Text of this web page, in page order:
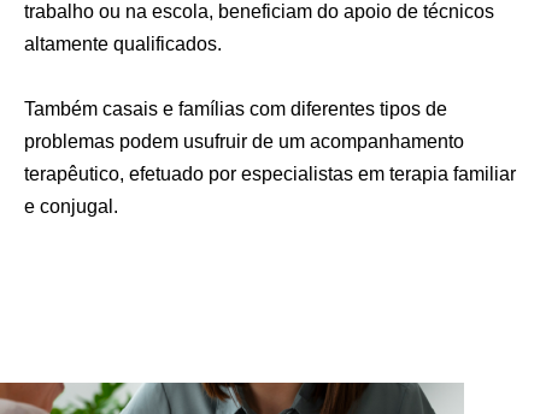
trabalho ou na escola, beneficiam do apoio de técnicos
altamente qualificados.
Também casais e famílias com diferentes tipos de
problemas podem usufruir de um acompanhamento
terapêutico, efetuado por especialistas em terapia familiar
e conjugal.